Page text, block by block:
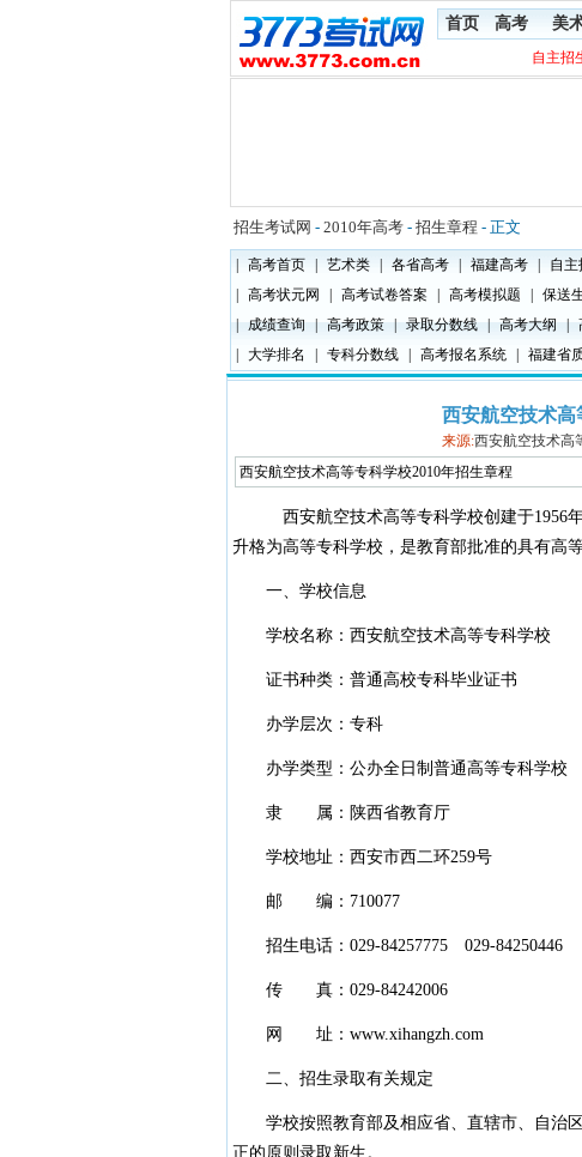
首页 高考 美
自主招
招生考试网 - 2010年高考 - 招生章程 - 正文
高考首页 艺术类 各省高考 福建高考 自主
高考状元网 高考试卷答案 高考模拟题 保送
成绩查询 高考政策 录取分数线 高考大纲
大学排名 专科分数线 高考报名系统 福建省
西安航空技术高
来源:西安航空技术高
西安航空技术高等专科学校2010年招生章程
西安航空技术高等专科学校创建于1956
升格为高等专科学校，是教育部批准的具有高
一、学校信息
学校名称：西安航空技术高等专科学校
证书种类：普通高校专科毕业证书
办学层次：专科
办学类型：公办全日制普通高等专科学校
隶 属：陕西省教育厅
学校地址：西安市西二环259号
邮 编：710077
招生电话：029-84257775 029-84250446
传 真：029-84242006
网 址：www.xihangzh.com
二、招生录取有关规定
学校按照教育部及相应省、直辖市、自治区
正的原则录取新生。